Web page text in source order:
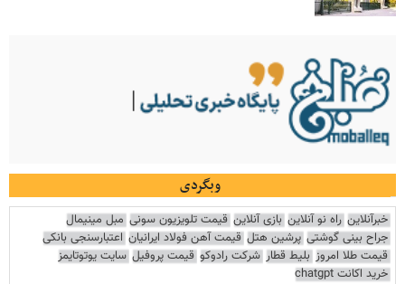
وبگردی
خبرآنلاین راه نو آنلاین بازی آنلاین قیمت تلویزیون سونی مبل مینیمال
جراح بینی گوشتی پرشین هتل قیمت آهن فولاد ایرانیان اعتبارسنجی بانکی
قیمت طلا امروز بلیط قطار شرکت رادوکو قیمت پروفیل سایت یوتوتایمز
خرید اکانت chatgpt